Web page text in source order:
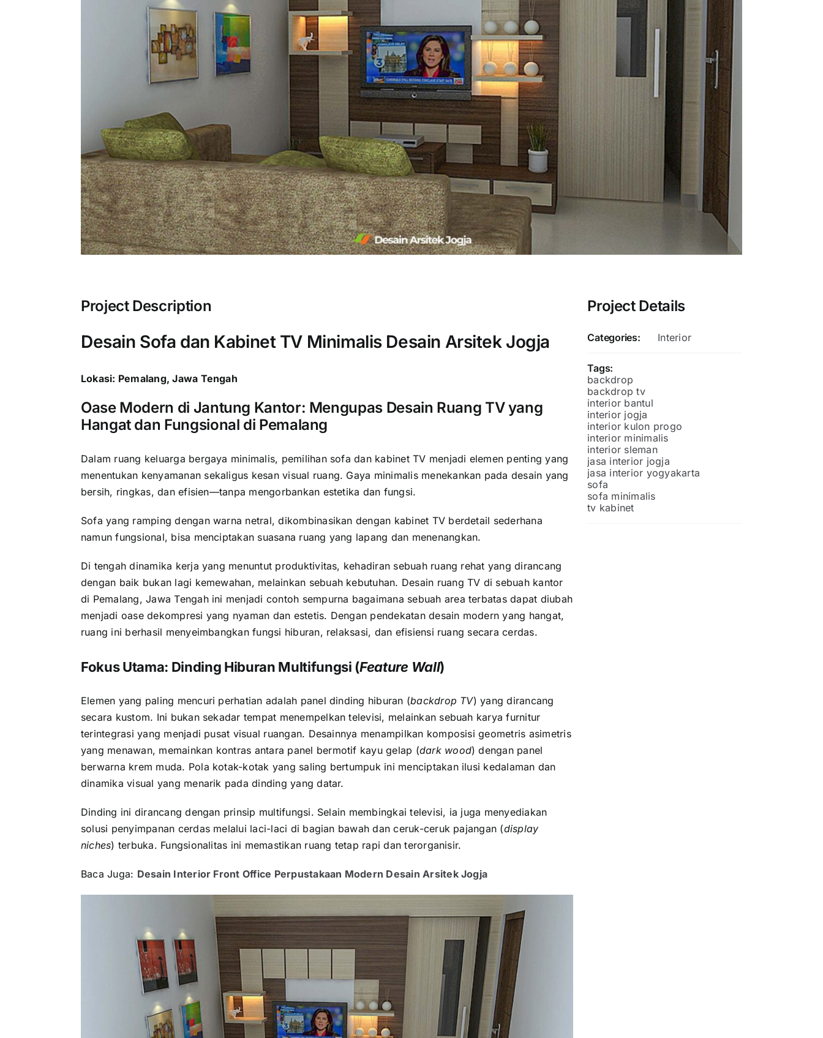
Project Description
Desain Sofa dan Kabinet TV Minimalis Desain Arsitek Jogja
Lokasi: Pemalang, Jawa Tengah
Oase Modern di Jantung Kantor: Mengupas Desain Ruang TV yang
Hangat dan Fungsional di Pemalang
Dalam ruang keluarga bergaya minimalis, pemilihan sofa dan kabinet TV menjadi elemen penting yang
menentukan kenyamanan sekaligus kesan visual ruang. Gaya minimalis menekankan pada desain yang
bersih, ringkas, dan efisien—tanpa mengorbankan estetika dan fungsi.
Sofa yang ramping dengan warna netral, dikombinasikan dengan kabinet TV berdetail sederhana
namun fungsional, bisa menciptakan suasana ruang yang lapang dan menenangkan.
Di tengah dinamika kerja yang menuntut produktivitas, kehadiran sebuah ruang rehat yang dirancang
dengan baik bukan lagi kemewahan, melainkan sebuah kebutuhan. Desain ruang TV di sebuah kantor
di Pemalang, Jawa Tengah ini menjadi contoh sempurna bagaimana sebuah area terbatas dapat diubah
menjadi oase dekompresi yang nyaman dan estetis. Dengan pendekatan desain modern yang hangat,
ruang ini berhasil menyeimbangkan fungsi hiburan, relaksasi, dan efisiensi ruang secara cerdas.
Fokus Utama: Dinding Hiburan Multifungsi (Feature Wall)
Elemen yang paling mencuri perhatian adalah panel dinding hiburan (backdrop TV) yang dirancang
secara kustom. Ini bukan sekadar tempat menempelkan televisi, melainkan sebuah karya furnitur
terintegrasi yang menjadi pusat visual ruangan. Desainnya menampilkan komposisi geometris asimetris
yang menawan, memainkan kontras antara panel bermotif kayu gelap (dark wood) dengan panel
berwarna krem muda. Pola kotak-kotak yang saling bertumpuk ini menciptakan ilusi kedalaman dan
dinamika visual yang menarik pada dinding yang datar.
Dinding ini dirancang dengan prinsip multifungsi. Selain membingkai televisi, ia juga menyediakan
solusi penyimpanan cerdas melalui laci-laci di bagian bawah dan ceruk-ceruk pajangan (display
niches) terbuka. Fungsionalitas ini memastikan ruang tetap rapi dan terorganisir.
Baca Juga: Desain Interior Front Office Perpustakaan Modern Desain Arsitek Jogja
Project Details
Categories: Interior
Tags:
backdrop
backdrop tv
interior bantul
interior jogja
interior kulon progo
interior minimalis
interior sleman
jasa interior jogja
jasa interior yogyakarta
sofa
sofa minimalis
tv kabinet